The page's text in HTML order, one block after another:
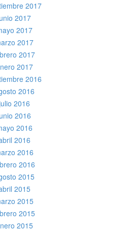
2017
2017
2017
2017
2017
2017
2016
2016
2016
2016
2016
2016
2016
2016
2015
2015
2015
2015
2015